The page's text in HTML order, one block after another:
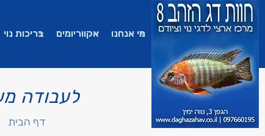
מי אנחנו אקווריומים בריכות נוי
לעבודה
דף הבית